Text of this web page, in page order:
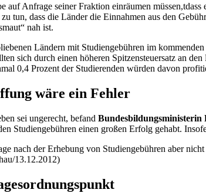
auf Anfrage seiner Fraktion einräumen
tun, dass die Länder die Einnahmen aus den
nah ist.
Ländern mit Studiengebühren im
sich durch einen höheren Spitzensteuersatz an
0,4 Prozent der Studierenden würden davon
wäre ein Fehler
sei ungerecht, befand Bundesbildungsministerin
Studiengebühren einen großen Erfolg gehabt.
nach der Erhebung von Studiengebühren aber
13.12.2012)